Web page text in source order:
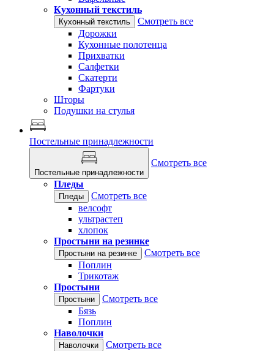
Кухонный текстиль
Кухонный текстиль
Смотреть все
Дорожки
Кухонные полотенца
Прихватки
Салфетки
Скатерти
Фартуки
Шторы
Подушки на стулья
Постельные принадлежности
Постельные принадлежности
Смотреть все
Пледы
Пледы
Смотреть все
велсофт
ультрастеп
хлопок
Простыни на резинке
Простыни на резинке
Смотреть все
Поплин
Трикотаж
Простыни
Простыни
Смотреть все
Бязь
Поплин
Наволочки
Наволочки
Смотреть все